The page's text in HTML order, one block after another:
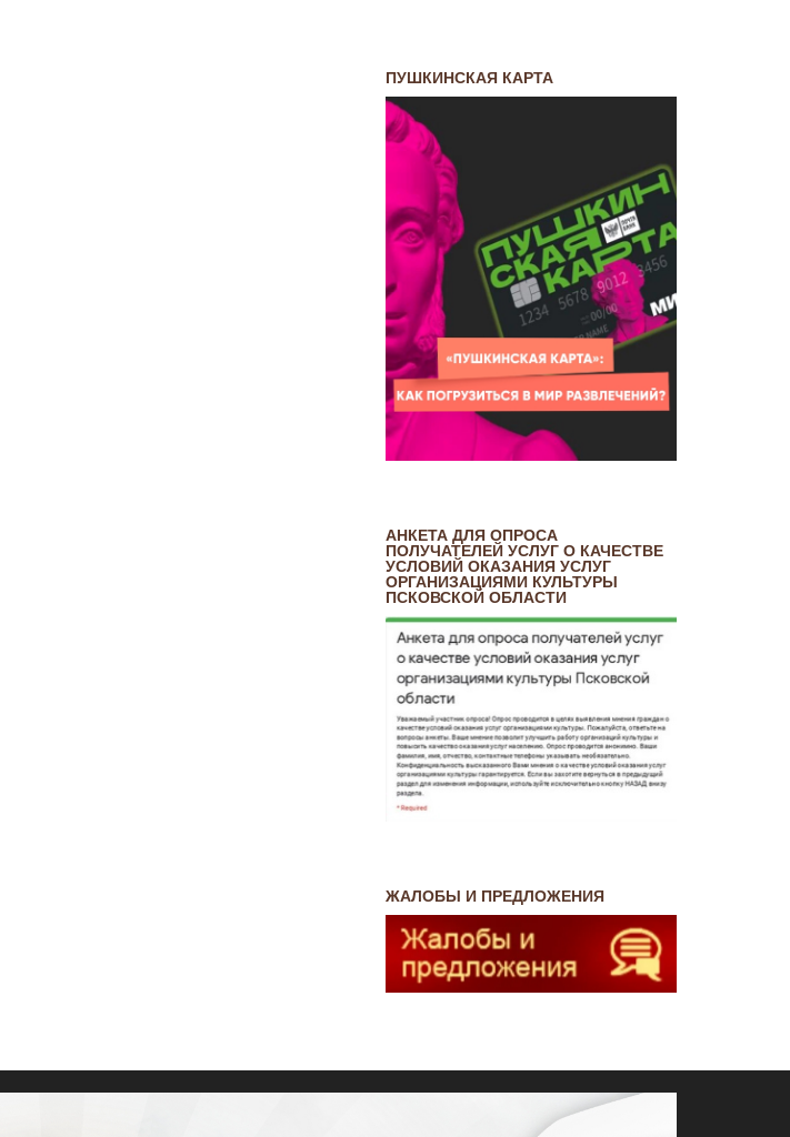
ПУШКИНСКАЯ КАРТА
АНКЕТА ДЛЯ ОПРОСА
ПОЛУЧАТЕЛЕЙ УСЛУГ О КАЧЕСТВЕ
УСЛОВИЙ ОКАЗАНИЯ УСЛУГ
ОРГАНИЗАЦИЯМИ КУЛЬТУРЫ
ПСКОВСКОЙ ОБЛАСТИ
ЖАЛОБЫ И ПРЕДЛОЖЕНИЯ